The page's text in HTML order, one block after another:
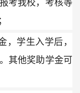
考我校，考核等
，学生入学后，
其他奖助学金可